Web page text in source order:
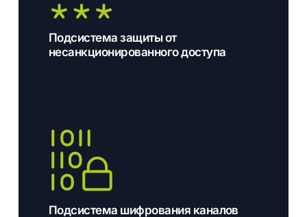
Подсистема защиты от
несанкционированного доступа
Подсистема шифрования каналов